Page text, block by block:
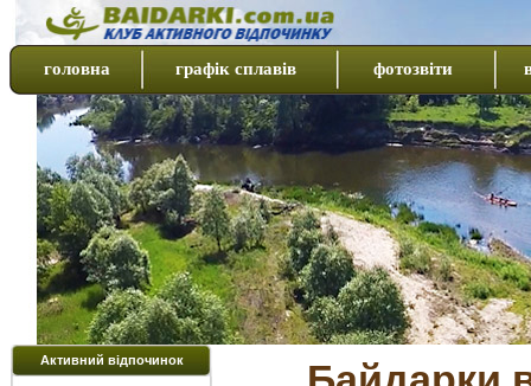
головна графік сплавів фотозвіти
Активний відпочинок